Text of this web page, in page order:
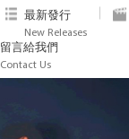
最新發行
New Releases
留言給我們
Contact Us